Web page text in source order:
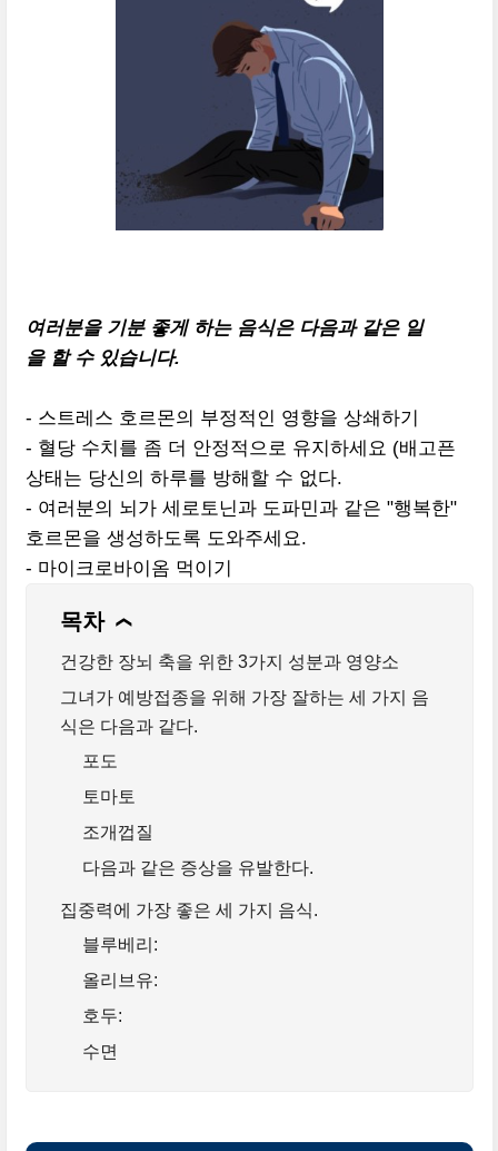
여러분을 기분 좋게 하는 음식은 다음과 같은 일
을 할 수 있습니다.
- 스트레스 호르몬의 부정적인 영향을 상쇄하기
- 혈당 수치를 좀 더 안정적으로 유지하세요 (배고픈
상태는 당신의 하루를 방해할 수 없다.
- 여러분의 뇌가 세로토닌과 도파민과 같은 "행복한"
호르몬을 생성하도록 도와주세요.
- 마이크로바이옴 먹이기
목차 ❯
건강한 장뇌 축을 위한 3가지 성분과 영양소
그녀가 예방접종을 위해 가장 잘하는 세 가지 음
식은 다음과 같다.
포도
토마토
조개껍질
다음과 같은 증상을 유발한다.
집중력에 가장 좋은 세 가지 음식.
블루베리:
올리브유:
호두:
수면